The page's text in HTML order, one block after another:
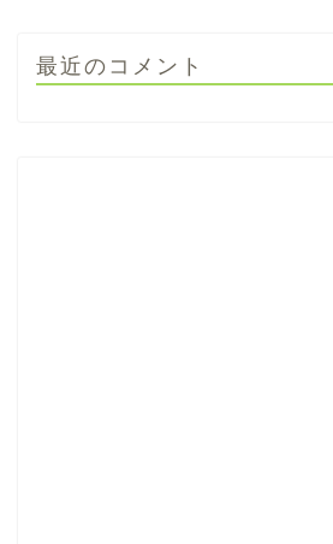
最近のコメント